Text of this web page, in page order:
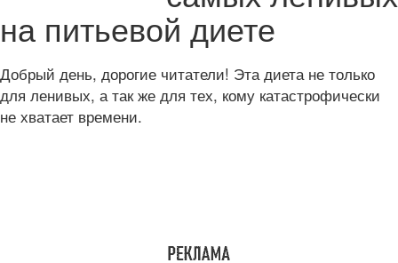
на питьевой диете
Добрый день, дорогие читатели! Эта диета не только
для ленивых, а так же для тех, кому катастрофически
не хватает времени.